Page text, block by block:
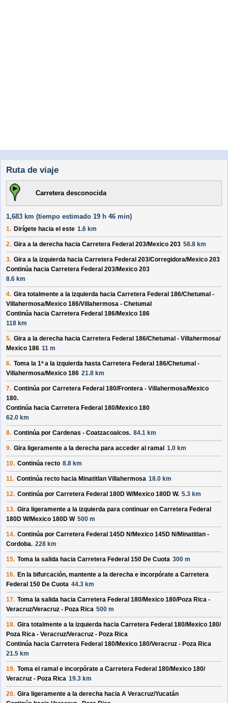
Ruta de viaje
Carretera desconocida
1,683 km (tiempo estimado 19 h 46 min)
1. Dirígete hacia el este 1.6 km
2. Gira a la derecha hacia Carretera Federal 203/Mexico 203 58.8 km
3. Gira a la izquierda hacia Carretera Federal 203/Corregidora/Mexico 203
Continúa hacia Carretera Federal 203/Mexico 203
8.6 km
4. Gira totalmente a la izquierda hacia Carretera Federal 186/Chetumal -
Villahermosa/Mexico 186/Villahermosa - Chetumal
Continúa hacia Carretera Federal 186/Mexico 186
118 km
5. Gira a la derecha hacia Carretera Federal 186/Chetumal - Villahermosa/
Mexico 186 11 m
6. Toma la 1ª a la izquierda hasta Carretera Federal 186/Chetumal -
Villahermosa/Mexico 186 21.8 km
7. Continúa por Carretera Federal 180/Frontera - Villahermosa/Mexico
180.
Continúa hacia Carretera Federal 180/Mexico 180
62.0 km
8. Continúa por Cardenas - Coatzacoalcos. 84.1 km
9. Gira ligeramente a la derecha para acceder al ramal 1.0 km
10. Continúa recto 8.8 km
11. Continúa recto hacia Minatitlan Villahermosa 18.0 km
12. Continúa por Carretera Federal 180D W/Mexico 180D W. 5.3 km
13. Gira ligeramente a la izquierda para continuar en Carretera Federal
180D W/Mexico 180D W 500 m
14. Continúa por Carretera Federal 145D N/Mexico 145D N/Minatitlan -
Cordoba. 228 km
15. Toma la salida hacia Carretera Federal 150 De Cuota 300 m
16. En la bifurcación, mantente a la derecha e incorpórate a Carretera
Federal 150 De Cuota 44.3 km
17. Toma la salida hacia Carretera Federal 180/Mexico 180/Poza Rica -
Veracruz/Veracruz - Poza Rica 500 m
18. Gira totalmente a la izquierda hacia Carretera Federal 180/Mexico 180/
Poza Rica - Veracruz/Veracruz - Poza Rica
Continúa hacia Carretera Federal 180/Mexico 180/Veracruz - Poza Rica
21.5 km
19. Toma el ramal e incorpórate a Carretera Federal 180/Mexico 180/
Veracruz - Poza Rica 19.3 km
20. Gira ligeramente a la derecha hacia A Veracruz/Yucatán